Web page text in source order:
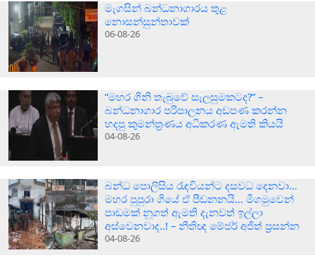
මැගසින් බන්ධනාගාරය තුළ
නොසන්සුන්තාවක්
06-08-26
“මහර ගිනි තැබුවේ සැලසුමකටද?” –
බන්ධනාගාර පරිපාලනය අඩපණ කරන්න
හදපු කුමන්ත්‍රණය අධිකරණ ඇමති කියයි
04-08-26
බන්ධ පොලිසිය රැඳවියන්ට දසවධ දෙනවා…
මහර පුපුරා ගියේ ඒ පීඩනනයි… මීගමුවෙන්
පාඩමක් නූගත් ඇමති දැනවත් ඉල්ලා
අස්වෙනවාද..! – නීතිඥ මේජර් අජිත් ප්‍රසන්න
04-08-26